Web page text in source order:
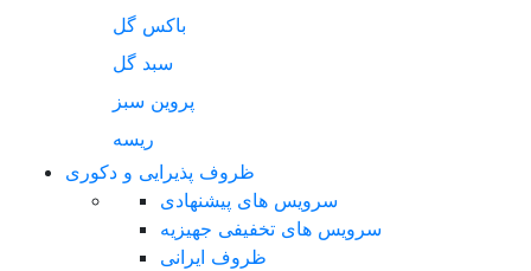
باکس گل
سبد گل
پروین سبز
ریسه
ظروف پذیرایی و دکوری
سرویس های پیشنهادی
سرویس های تخفیفی جهیزیه
ظروف ایرانی